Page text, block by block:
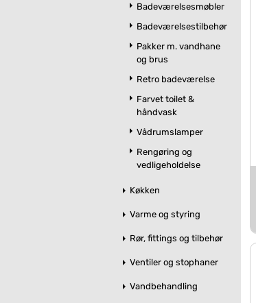
Badeværelsesmøbler
Badeværelsestilbehør
Pakker m. vandhane
og brus
Retro badeværelse
Farvet toilet &
håndvask
Vådrumslamper
Rengøring og
vedligeholdelse
Køkken
Varme og styring
Rør, fittings og tilbehør
Ventiler og stophaner
Vandbehandling